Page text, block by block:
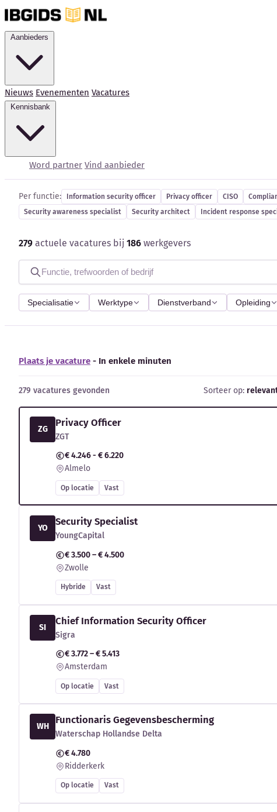
Nieuws Evenementen Vacatures
Word partner Vind aanbieder
Cybersecurity-vacatures
Per functie: Information security officer Privacy officer CISO
Security awareness specialist
Security architect Incident response
279 actuele vacatures bij 186 werkgevers
Specialisatie Werktype Dienstverband Opleiding
Plaats je vacature - In enkele minuten
279 vacatures gevonden Sorteer op:
ZG
Privacy Officer
ZGT
€ 4.246 - € 6.220
Almelo
Op locatie Vast
YO
Security Specialist
YoungCapital
€ 3.500 – € 4.500
Zwolle
Hybride Vast
SI
Chief Information Security Officer
Sigra
€ 3.772 – € 5.413
Amsterdam
Op locatie Vast
WH
Functionaris Gegevensbescherming
Waterschap Hollandse Delta
€ 4.780
Ridderkerk
Op locatie Vast